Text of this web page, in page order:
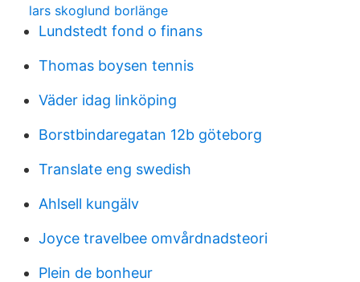
lars skoglund borlänge
Lundstedt fond o finans
Thomas boysen tennis
Väder idag linköping
Borstbindaregatan 12b göteborg
Translate eng swedish
Ahlsell kungälv
Joyce travelbee omvårdnadsteori
Plein de bonheur